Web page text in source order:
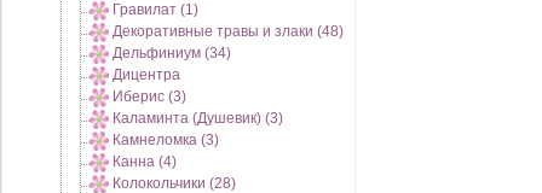
Гравилат (1)
Декоративные травы и злаки (48)
Дельфиниум (34)
Дицентра
Иберис (3)
Каламинта (Душевик) (3)
Камнеломка (3)
Канна (4)
Колокольчики (28)